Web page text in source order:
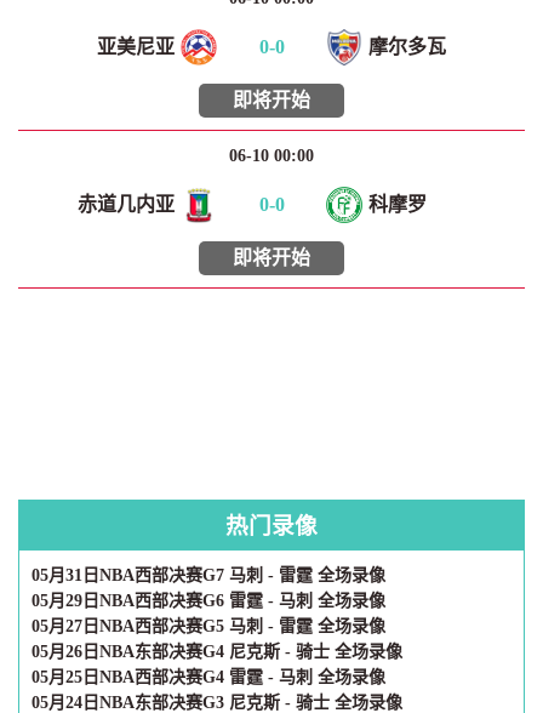
亚美尼亚 0-0 摩尔多瓦
即将开始
06-10 00:00
赤道几内亚 0-0 科摩罗
即将开始
热门录像
05月31日NBA西部决赛G7 马刺 - 雷霆 全场录像
05月29日NBA西部决赛G6 雷霆 - 马刺 全场录像
05月27日NBA西部决赛G5 马刺 - 雷霆 全场录像
05月26日NBA东部决赛G4 尼克斯 - 骑士 全场录像
05月25日NBA西部决赛G4 雷霆 - 马刺 全场录像
05月24日NBA东部决赛G3 尼克斯 - 骑士 全场录像